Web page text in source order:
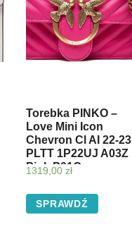
Torebka PINKO –
Love Mini Icon
Chevron Cl AI 22-23
PLTT 1P22UJ A03Z
Pink P01Q
1319,00 zł
SPRAWDŹ